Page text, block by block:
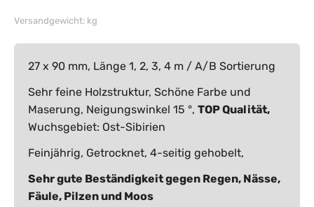
Versandgewicht: kg
27 x 90 mm, Länge 1, 2, 3, 4 m / A/B Sortierung
Sehr feine Holzstruktur, Schöne Farbe und
Maserung, Neigungswinkel 15 °, TOP Qualität,
Wuchsgebiet: Ost-Sibirien
Feinjährig, Getrocknet, 4-seitig gehobelt,
Sehr gute Beständigkeit gegen Regen, Nässe,
Fäule, Pilzen und Moos